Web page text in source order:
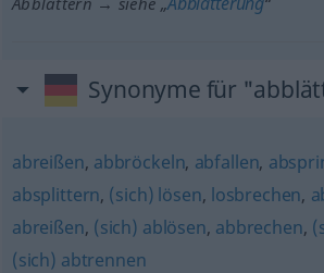
Synonyme für
abreißen, abbröckeln, abfallen,
absplittern, (sich) lösen, losbrechen,
abreißen, (sich) ablösen, abbrechen,
(sich) abtrennen